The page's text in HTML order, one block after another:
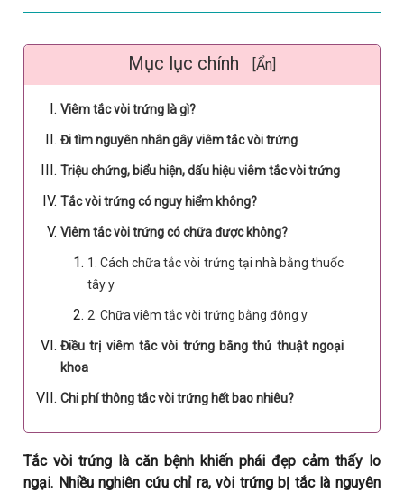
Mục lục chính [Ẩn]
Viêm tắc vòi trứng là gì?
Đi tìm nguyên nhân gây viêm tắc vòi trứng
Triệu chứng, biểu hiện, dấu hiệu viêm tắc vòi trứng
Tắc vòi trứng có nguy hiểm không?
Viêm tắc vòi trứng có chữa được không?
1. Cách chữa tắc vòi trứng tại nhà bằng thuốc
tây y
2. Chữa viêm tắc vòi trứng bằng đông y
Điều trị viêm tắc vòi trứng bằng thủ thuật ngoại
khoa
Chi phí thông tắc vòi trứng hết bao nhiêu?
Tắc vòi trứng là căn bệnh khiến phái đẹp cảm thấy lo
ngại. Nhiều nghiên cứu chỉ ra, vòi trứng bị tắc là nguyên